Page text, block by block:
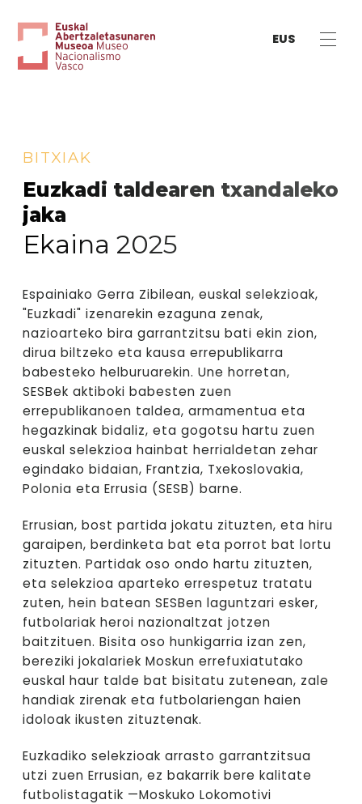
EUS
BITXIAK
Euzkadi taldearen txandaleko
jaka
Ekaina 2025
Espainiako Gerra Zibilean, euskal selekzioak,
"Euzkadi" izenarekin ezaguna zenak,
nazioarteko bira garrantzitsu bati ekin zion,
dirua biltzeko eta kausa errepublikarra
babesteko helburuarekin. Une horretan,
SESBek aktiboki babesten zuen
errepublikanoen taldea, armamentua eta
hegazkinak bidaliz, eta gogotsu hartu zuen
euskal selekzioa hainbat herrialdetan zehar
egindako bidaian, Frantzia, Txekoslovakia,
Polonia eta Errusia (SESB) barne.
Errusian, bost partida jokatu zituzten, eta hiru
garaipen, berdinketa bat eta porrot bat lortu
zituzten. Partidak oso ondo hartu zituzten,
eta selekzioa aparteko errespetuz tratatu
zuten, hein batean SESBen laguntzari esker,
futbolariak heroi nazionaltzat jotzen
baitzituen. Bisita oso hunkigarria izan zen,
bereziki jokalariek Moskun errefuxiatutako
euskal haur talde bat bisitatu zutenean, zale
handiak zirenak eta futbolariengan haien
idoloak ikusten zituztenak.
Euzkadiko selekzioak arrasto garrantzitsua
utzi zuen Errusian, ez bakarrik bere kalitate
futbolistagatik —Moskuko Lokomotivi